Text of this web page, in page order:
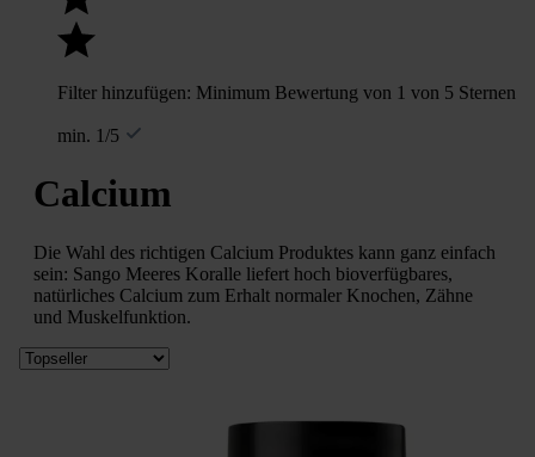
Filter hinzufügen: Minimum Bewertung von 1 von 5 Sternen
min. 1/5
Calcium
Die Wahl des richtigen Calcium Produktes kann ganz einfach
sein: Sango Meeres Koralle liefert hoch bioverfügbares,
natürliches Calcium zum Erhalt normaler Knochen, Zähne
und Muskelfunktion.